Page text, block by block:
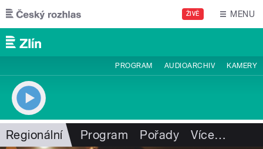
Přejít k hlavnímu obsahu
ŽIVĚ MENU
PROGRAM AUDIOARCHIV KAMERY
Regionální Program Pořady Více…